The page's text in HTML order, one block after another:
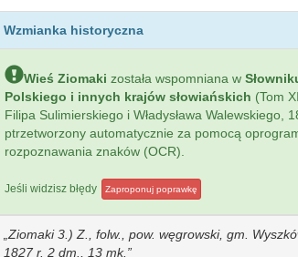
Wzmianka historyczna
Wieś Ziomaki została wspomniana w
Polskiego i innych krajów słowiańskich (Tom
Filipa Sulimierskiego i Władysława Walewskiego,
ptrzetworzony automatycznie za pomocą
rozpoznawania znaków (OCR).
Jeśli widzisz błędy Zaproponuj poprawkę
Ziomaki 3.) Z., folw., pow. węgrowski, gm.
1827 r. 2 dm., 13 mk.